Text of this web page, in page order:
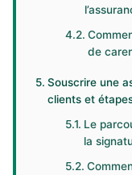
de
Souscrire une
clients et
Le
la